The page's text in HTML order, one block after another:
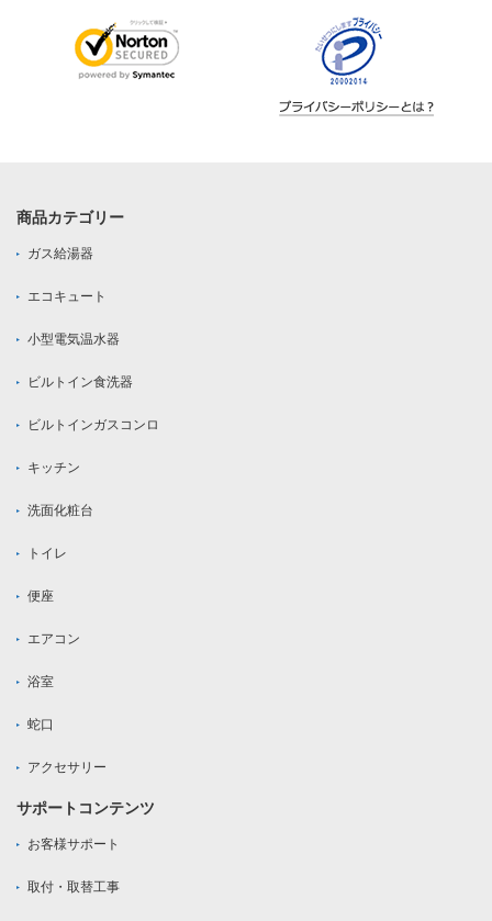
商品カテゴリー
ガス給湯器
エコキュート
小型電気温水器
ビルトイン食洗器
ビルトインガスコンロ
キッチン
洗面化粧台
トイレ
便座
エアコン
浴室
蛇口
アクセサリー
サポートコンテンツ
お客様サポート
取付・取替工事